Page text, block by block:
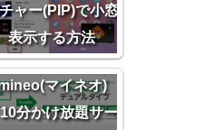
ャー(PIP)で小窓
表示する方法
マイネオ)
分かけ放題サー